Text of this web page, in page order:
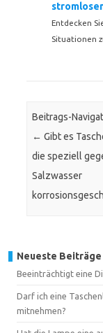
Entdecken
Situationen
Beitrags-
← Gibt es
die speziell
Salzwasser
Neueste Beiträge
Beeinträchtigt eine
Darf ich eine
mitnehmen?